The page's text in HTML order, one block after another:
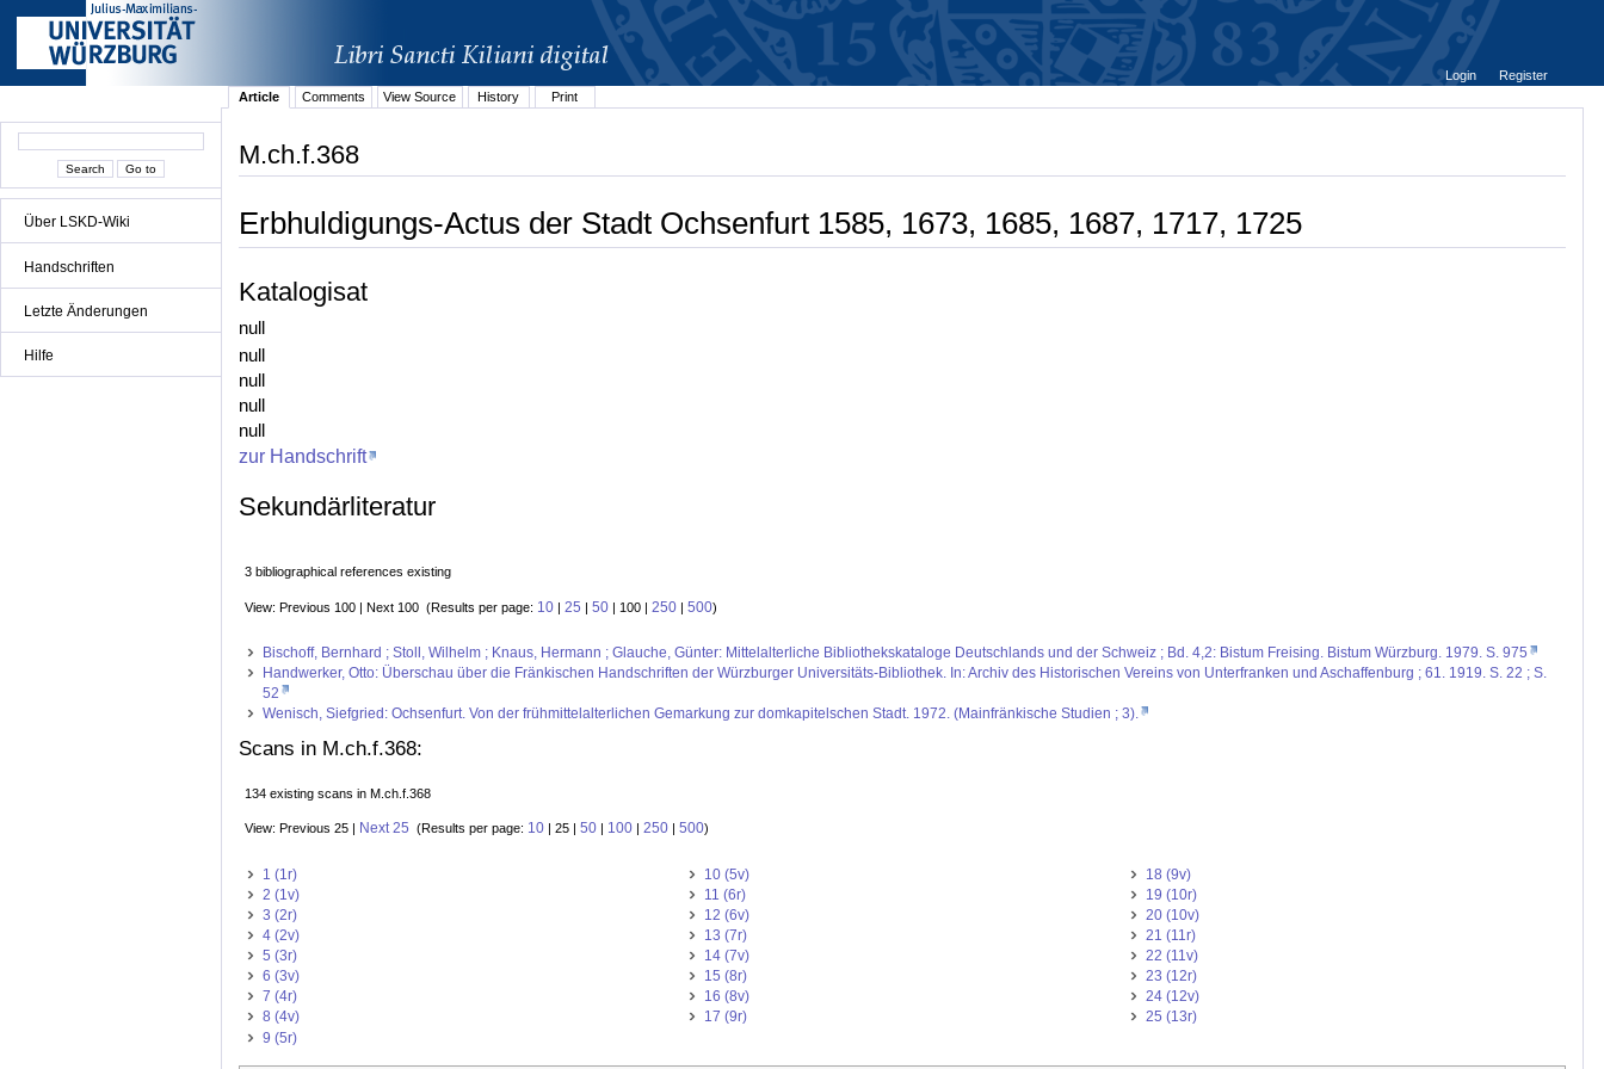
Über LSKD-Wiki
Handschriften
Letzte Änderungen
Hilfe
Login
Register
Article
Comments View Source History Print
M.ch.f.368
Erbhuldigungs-Actus der Stadt Ochsenfurt 1585, 1673, 1685, 1687, 1717, 1725
Katalogisat
null
null
null
null
null
zur Handschrift
Sekundärliteratur
3 bibliographical references existing
View: Previous 100 | Next 100 (Results per page: 10 | 25 | 50 | 100 | 250 | 500)
Bischoff, Bernhard ; Stoll, Wilhelm ; Knaus, Hermann ; Glauche, Günter: Mittelalterliche Bibliothekskataloge Deutschlands und der Schweiz ; Bd. 4,2: Bistum Freising. Bistum Würzburg. 1979. S. 975
Handwerker, Otto: Überschau über die Fränkischen Handschriften der Würzburger Universitäts-Bibliothek. In: Archiv des Historischen Vereins von Unterfranken und Aschaffenburg ; 61. 1919. S. 22 ; S.
52
Wenisch, Siefgried: Ochsenfurt. Von der frühmittelalterlichen Gemarkung zur domkapitelschen Stadt. 1972. (Mainfränkische Studien ; 3).
Scans in M.ch.f.368:
134 existing scans in M.ch.f.368
View: Previous 25 | Next 25 (Results per page: 10 | 25 | 50 100 250 500)
1 (1r)
2 (1v)
3 (2r)
4 (2v)
5 (3r)
6 (3v)
7 (4r)
8 (4v)
9 (5r)
10 (5v)
11 (6r)
12 (6v)
13 (7r)
14 (7v)
15 (8r)
16 (8v)
17 (9r)
18 (9v)
19 (10r)
20 (10v)
21 (11r)
22 (11v)
23 (12r)
24 (12v)
25 (13r)